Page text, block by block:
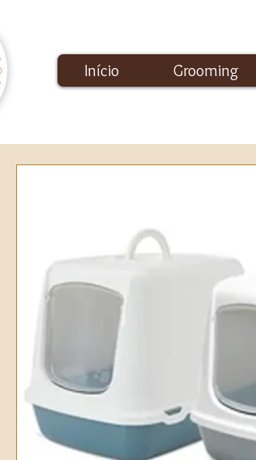
Início Grooming